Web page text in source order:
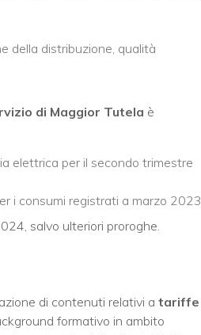
della distribuzione, qualità
di Maggior Tutela è
elettrica per il secondo trimestre
i consumi registrati a marzo 2023
salvo ulteriori proroghe.
di contenuti relativi a tariffe
formativo in ambito